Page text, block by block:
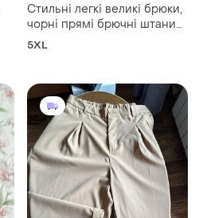
Стильні легкі великі брюки,
чорні прямі брючні штани
батал
5XL